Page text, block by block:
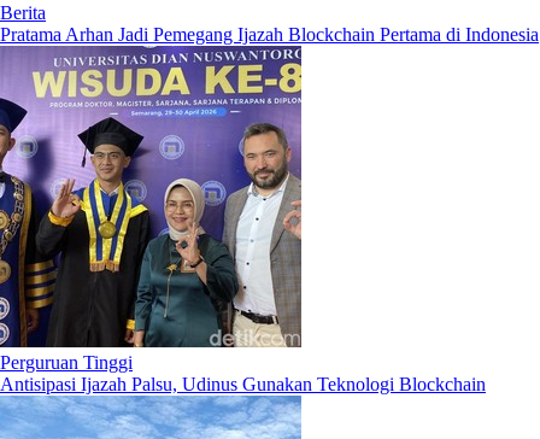
Berita
Pratama Arhan Jadi Pemegang Ijazah Blockchain Pertama di Indonesia
Perguruan Tinggi
Antisipasi Ijazah Palsu, Udinus Gunakan Teknologi Blockchain